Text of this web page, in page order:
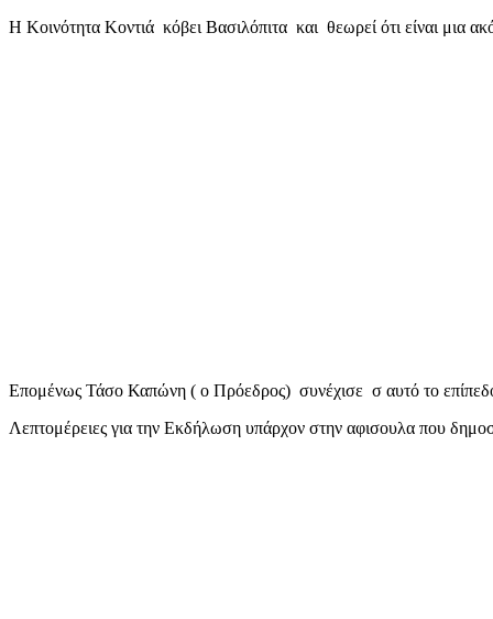
Η Κοινότητα Κοντιά κόβει Βασιλόπιτα και θεωρεί ότι είναι μια
Επομένως Τάσο Καπώνη ( ο Πρόεδρος) συνέχισε σ αυτό το
Λεπτομέρειες για την Εκδήλωση υπάρχον στην αφισουλα που